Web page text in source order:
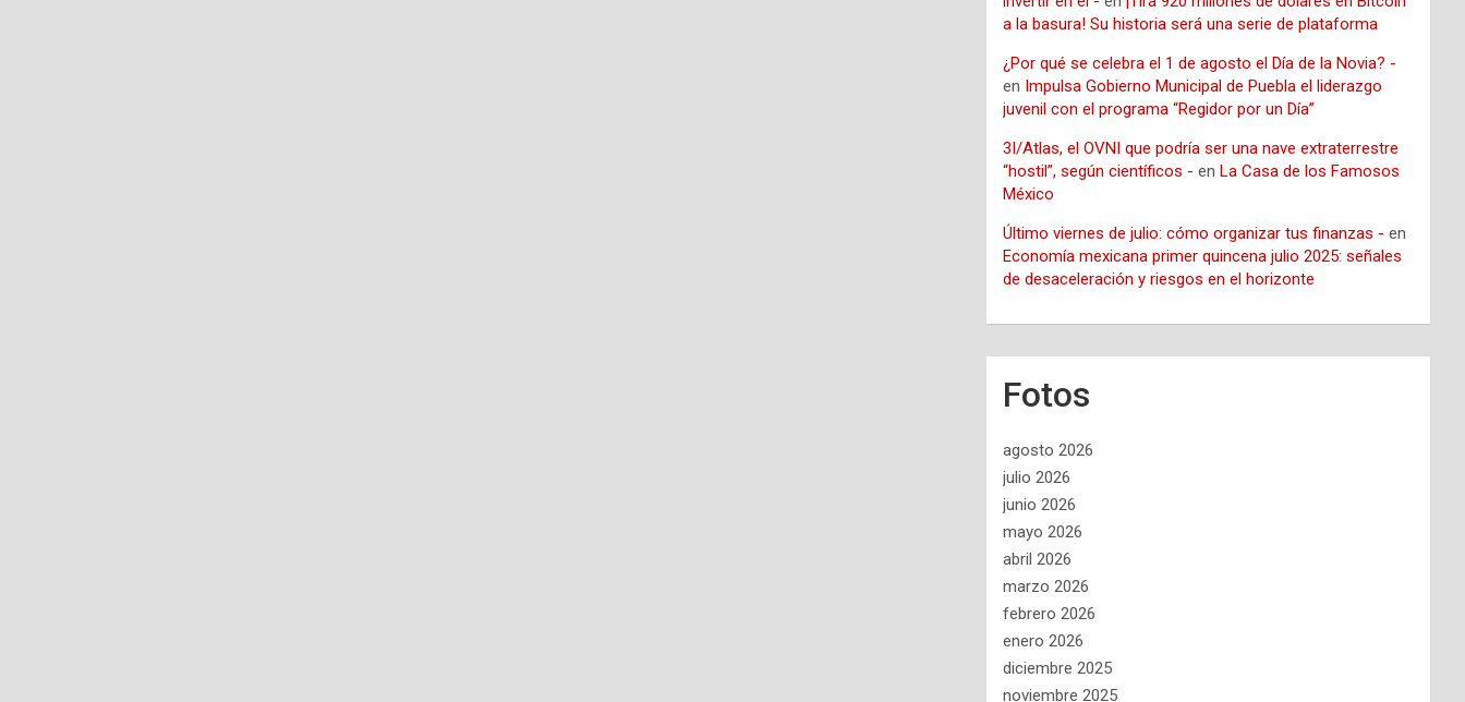
a la basura! Su historia será una serie de plataforma
¿Por qué se celebra el 1 de agosto el Día de la Novia? -
en Impulsa Gobierno Municipal de Puebla el liderazgo
juvenil con el programa “Regidor por un Día”
3I/Atlas, el OVNI que podría ser una nave extraterrestre
“hostil”, según científicos - enLa Casa de los Famosos
México
Último viernes de julio: cómo organizar tus finanzas - en
Economía mexicana primer quincena julio 2025: señales
de desaceleración y riesgos en el horizonte
Fotos
agosto 2026
julio 2026
junio 2026
mayo 2026
abril 2026
marzo 2026
febrero 2026
enero 2026
diciembre 2025
noviembre 2025